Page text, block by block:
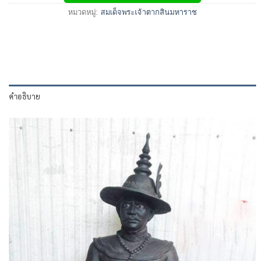
หมวดหมู่: สมเด็จพระเจ้าตากสินมหาราช
คำอธิบาย